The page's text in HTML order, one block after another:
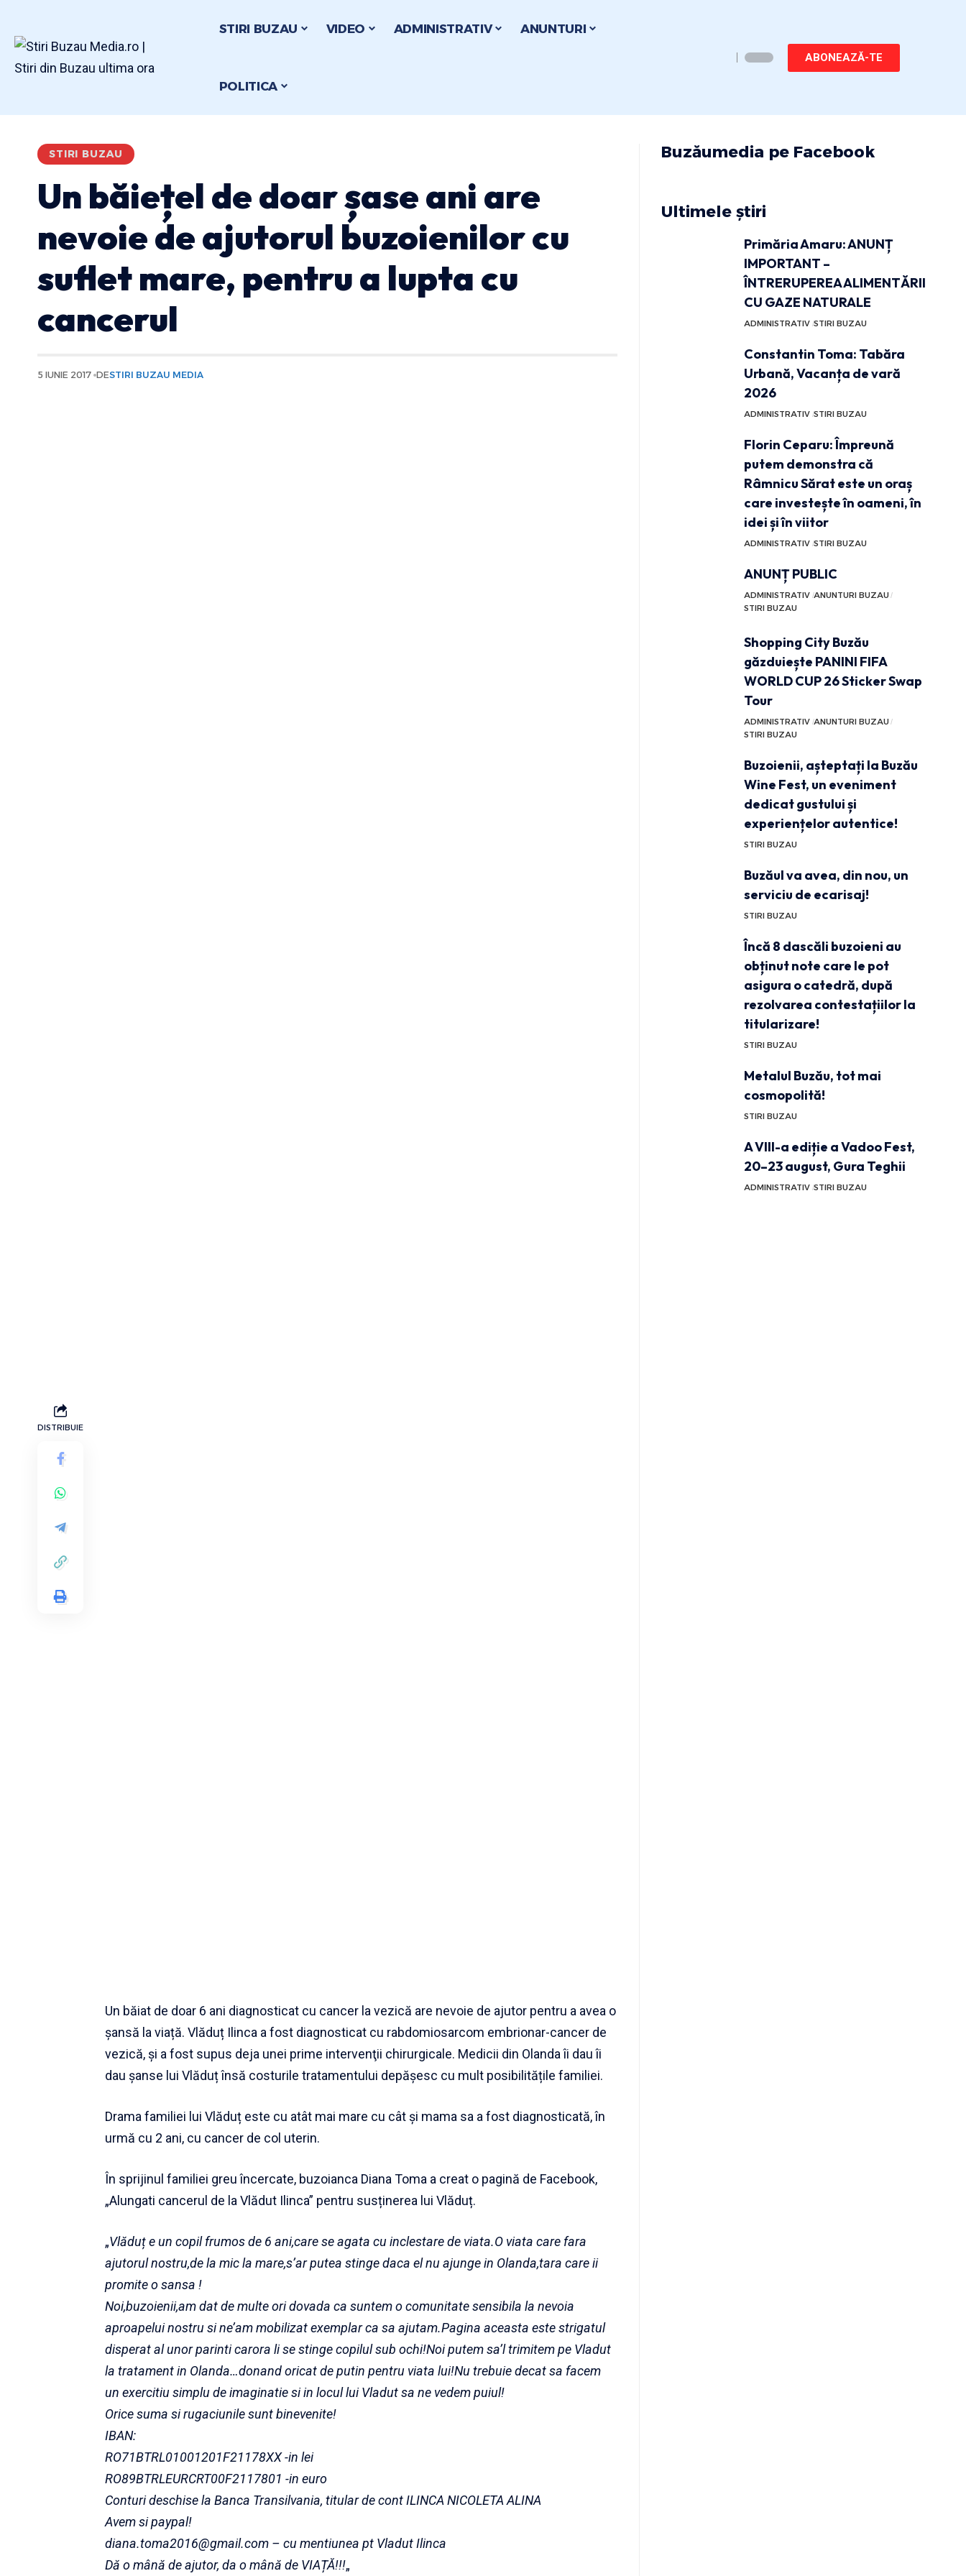
STIRI BUZAU VIDEO ADMINISTRATIV ANUNTURI
POLITICA
ABONEAZĂ-TE
STIRI BUZAU
Un băiețel de doar șase ani are
nevoie de ajutorul buzoienilor cu
suflet mare, pentru a lupta cu
cancerul
5 IUNIE 2017 DESTIRI BUZAU MEDIA
DISTRIBUIE
Un băiat de doar 6 ani diagnosticat cu cancer la vezică are nevoie de ajutor pentru a avea o
șansă la viață. Vlăduț Ilinca a fost diagnosticat cu rabdomiosarcom embrionar-cancer de
vezică, și a fost supus deja unei prime intervenţii chirurgicale. Medicii din Olanda îi dau îi
dau șanse lui Vlăduț însă costurile tratamentului depășesc cu mult posibilitățile familiei.
Drama familiei lui Vlăduț este cu atât mai mare cu cât și mama sa a fost diagnosticată, în
urmă cu 2 ani, cu cancer de col uterin.
În sprijinul familiei greu încercate, buzoianca Diana Toma a creat o pagină de Facebook,
„Alungati cancerul de la Vlădut Ilinca” pentru susținerea lui Vlăduț.
„Vlăduț e un copil frumos de 6 ani,care se agata cu inclestare de viata.O viata care fara
ajutorul nostru,de la mic la mare,s’ar putea stinge daca el nu ajunge in Olanda,tara care ii
promite o sansa !
Noi,buzoienii,am dat de multe ori dovada ca suntem o comunitate sensibila la nevoia
aproapelui nostru si ne’am mobilizat exemplar ca sa ajutam.Pagina aceasta este strigatul
disperat al unor parinti carora li se stinge copilul sub ochi!Noi putem sa’l trimitem pe Vladut
la tratament in Olanda…donand oricat de putin pentru viata lui!Nu trebuie decat sa facem
un exercitiu simplu de imaginatie si in locul lui Vladut sa ne vedem puiul!
Orice suma si rugaciunile sunt binevenite!
IBAN:
RO71BTRL01001201F21178XX -in lei
RO89BTRLEURCRT00F2117801 -in euro
Conturi deschise la Banca Transilvania, titular de cont ILINCA NICOLETA ALINA
Avem si paypal!
diana.toma2016@gmail.com – cu mentiunea pt Vladut Ilinca
Dă o mână de ajutor, da o mână de VIAȚĂ!!!„
Buzăumedia pe Facebook
Ultimele știri
Primăria Amaru: ANUNȚ
IMPORTANT –
ÎNTRERUPEREA ALIMENTĂRII
CU GAZE NATURALE
ADMINISTRATIV STIRI BUZAU
Constantin Toma: Tabăra
Urbană, Vacanța de vară
2026
ADMINISTRATIV STIRI BUZAU
Florin Ceparu: Împreună
putem demonstra că
Râmnicu Sărat este un oraș
care investește în oameni, în
idei și în viitor
ADMINISTRATIV STIRI BUZAU
ANUNȚ PUBLIC
ADMINISTRATIV ANUNTURI BUZAU
STIRI BUZAU
Shopping City Buzău
găzduiește PANINI FIFA
WORLD CUP 26 Sticker Swap
Tour
ADMINISTRATIV ANUNTURI BUZAU
STIRI BUZAU
Buzoienii, așteptați la Buzău
Wine Fest, un eveniment
dedicat gustului și
experiențelor autentice!
STIRI BUZAU
Buzăul va avea, din nou, un
serviciu de ecarisaj!
STIRI BUZAU
Încă 8 dascăli buzoieni au
obținut note care le pot
asigura o catedră, după
rezolvarea contestațiilor la
titularizare!
STIRI BUZAU
Metalul Buzău, tot mai
cosmopolită!
STIRI BUZAU
A VIII-a ediție a Vadoo Fest,
20–23 august, Gura Teghii
ADMINISTRATIV STIRI BUZAU